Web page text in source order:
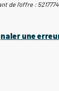
de l'offre :5217774
une